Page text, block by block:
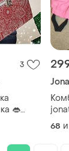
3
👄
68